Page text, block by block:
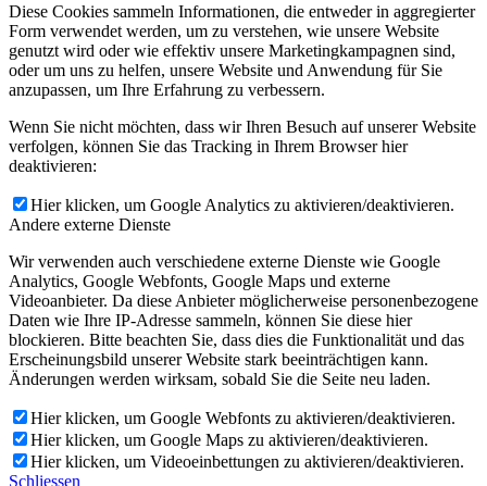
Diese Cookies sammeln Informationen, die entweder in aggregierter
Form verwendet werden, um zu verstehen, wie unsere Website
genutzt wird oder wie effektiv unsere Marketingkampagnen sind,
oder um uns zu helfen, unsere Website und Anwendung für Sie
anzupassen, um Ihre Erfahrung zu verbessern.
Wenn Sie nicht möchten, dass wir Ihren Besuch auf unserer Website
verfolgen, können Sie das Tracking in Ihrem Browser hier
deaktivieren:
Hier klicken, um Google Analytics zu aktivieren/deaktivieren.
Andere externe Dienste
Wir verwenden auch verschiedene externe Dienste wie Google
Analytics, Google Webfonts, Google Maps und externe
Videoanbieter. Da diese Anbieter möglicherweise personenbezogene
Daten wie Ihre IP-Adresse sammeln, können Sie diese hier
blockieren. Bitte beachten Sie, dass dies die Funktionalität und das
Erscheinungsbild unserer Website stark beeinträchtigen kann.
Änderungen werden wirksam, sobald Sie die Seite neu laden.
Hier klicken, um Google Webfonts zu aktivieren/deaktivieren.
Hier klicken, um Google Maps zu aktivieren/deaktivieren.
Hier klicken, um Videoeinbettungen zu aktivieren/deaktivieren.
Schliessen